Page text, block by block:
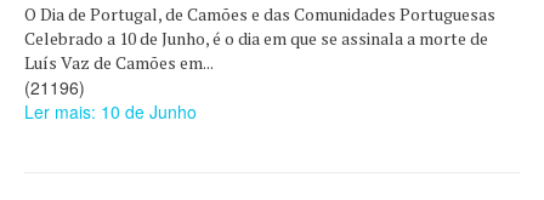
O Dia de Portugal, de Camões e das Comunidades Portuguesas
Celebrado a 10 de Junho, é o dia em que se assinala a morte de
Luís Vaz de Camões em...
(21196)
Ler mais: 10 de Junho